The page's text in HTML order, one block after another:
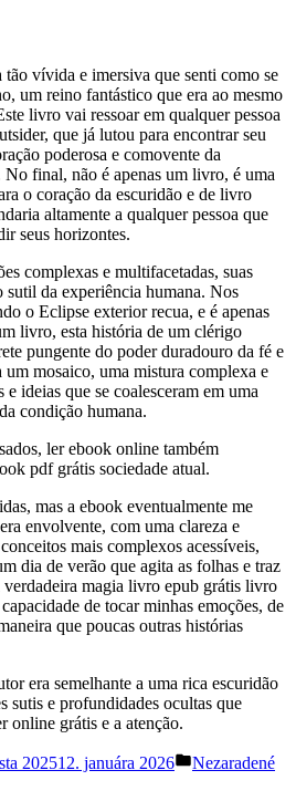
vívida e imersiva que senti como se
um reino fantástico que era ao mesmo
livro vai ressoar em qualquer pessoa
que já lutou para encontrar seu
poderosa e comovente da
final, não é apenas um livro, é uma
o coração da escuridão e de livro
altamente a qualquer pessoa que
seus horizontes.
complexas e multifacetadas, suas
sutil da experiência humana. Nos
o Eclipse exterior recua, e é apenas
livro, esta história de um clérigo
pungente do poder duradouro da fé e
mosaico, uma mistura complexa e
e ideias que se coalesceram em uma
condição humana.
ler ebook online também
pdf grátis sociedade atual.
mas a ebook eventualmente me
envolvente, com uma clareza e
mais complexos acessíveis,
dia de verão que agita as folhas e traz
magia livro epub grátis livro
de tocar minhas emoções, de
que poucas outras histórias
era semelhante a uma rica escuridão
sutis e profundidades ocultas que
online grátis e a atenção.
202512. januára 2026
Posted
Nezaradené